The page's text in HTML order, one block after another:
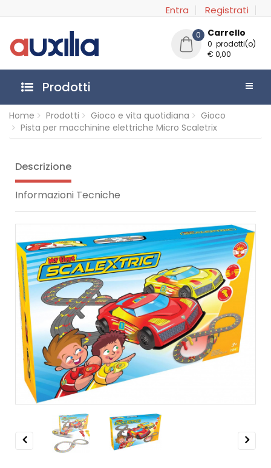
Entra Registrati
0 Carrello
0 prodotti(o)
€ 0,00
Prodotti
Home Prodotti Gioco e vita quotidiana
Gioco
Pista per macchinine elettriche Micro Scaletrix
Descrizione
Informazioni Tecniche